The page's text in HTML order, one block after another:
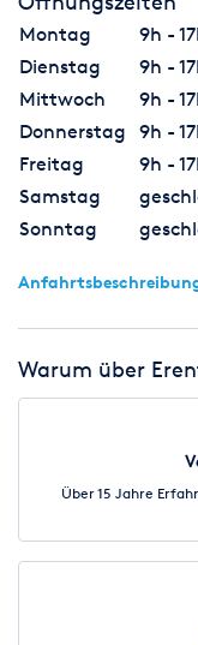
Montag
9h -
Dienstag
9h -
Mittwoch
9h -
Donnerstag
9h -
Freitag
9h -
Samstag
Sonntag
Warum über
Über 15 Jahre